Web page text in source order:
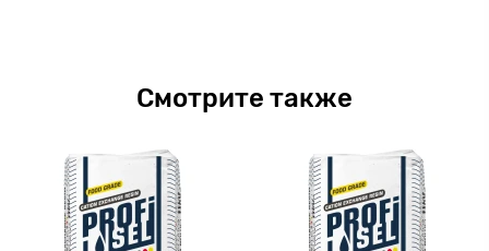
Смотрите также